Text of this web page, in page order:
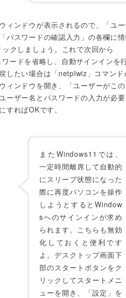
ィンドウが表示されるので、「ユ
パスワードの確認入力」の各欄に
クしましょう。これで次回から
ードを省略し、自動サインインを
したい場合は「netplwiz」コマンド
ィンドウを開き、「ユーザーがこ
ーザー名とパスワードの入力が必
すればOKです。
またWindows11では、
一定時間離席して自動的
にスリープ状態になった
際に再度パソコンを操作
しようとするとWindow
sへのサインインが求め
られます。こちらも無効
化しておくと便利です
よ。デスクトップ画面下
部のスタートボタンをク
リックしてスタートメニ
ューを開き、「設定」を